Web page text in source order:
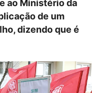
ao Ministério da
de um
dizendo que é